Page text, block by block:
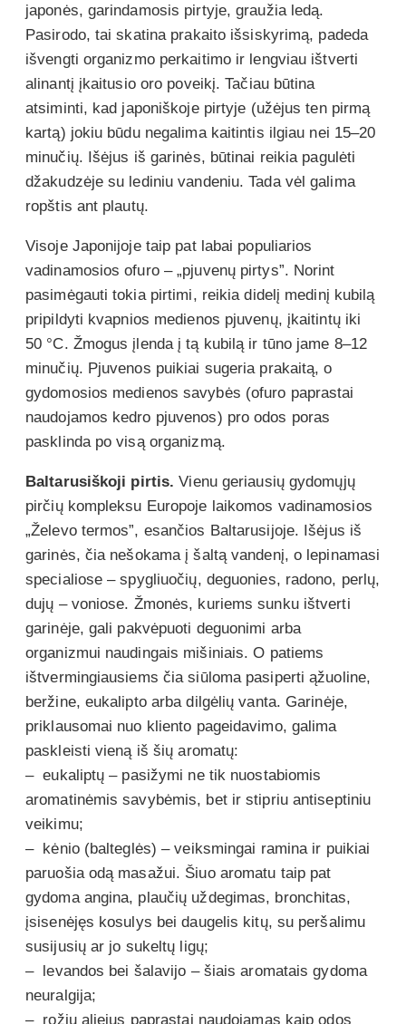
japonės, garindamosis pirtyje, graužia ledą.
Pasirodo, tai skatina prakaito išsiskyrimą, padeda
išvengti organizmo perkaitimo ir lengviau ištverti
alinantį įkaitusio oro poveikį. Tačiau būtina
atsiminti, kad japoniškoje pirtyje (užėjus ten pirmą
kartą) jokiu būdu negalima kaitintis ilgiau nei 15–20
minučių. Išėjus iš garinės, būtinai reikia pagulėti
džakudzėje su lediniu vandeniu. Tada vėl galima
ropštis ant plautų.
Visoje Japonijoje taip pat labai populiarios
vadinamosios ofuro – „pjuvenų pirtys”. Norint
pasimėgauti tokia pirtimi, reikia didelį medinį kubilą
pripildyti kvapnios medienos pjuvenų, įkaitintų iki
50 °C. Žmogus įlenda į tą kubilą ir tūno jame 8–12
minučių. Pjuvenos puikiai sugeria prakaitą, o
gydomosios medienos savybės (ofuro paprastai
naudojamos kedro pjuvenos) pro odos poras
pasklinda po visą organizmą.
Baltarusiškoji pirtis. Vienu geriausių gydomųjų
pirčių kompleksu Europoje laikomos vadinamosios
„Želevo termos”, esančios Baltarusijoje. Išėjus iš
garinės, čia nešokama į šaltą vandenį, o lepinamasi
specialiose – spygliuočių, deguonies, radono, perlų,
dujų – voniose. Žmonės, kuriems sunku ištverti
garinėje, gali pakvėpuoti deguonimi arba
organizmui naudingais mišiniais. O patiems
ištvermingiausiems čia siūloma pasiperti ąžuoline,
beržine, eukalipto arba dilgėlių vanta. Garinėje,
priklausomai nuo kliento pageidavimo, galima
paskleisti vieną iš šių aromatų:
– eukaliptų – pasižymi ne tik nuostabiomis
aromatinėmis savybėmis, bet ir stipriu antiseptiniu
veikimu;
– kėnio (balteglės) – veiksmingai ramina ir puikiai
paruošia odą masažui. Šiuo aromatu taip pat
gydoma angina, plaučių uždegimas, bronchitas,
įsisenėjęs kosulys bei daugelis kitų, su peršalimu
susijusių ar jo sukeltų ligų;
– levandos bei šalavijo – šiais aromatais gydoma
neuralgija;
– rožių aliejus paprastai naudojamas kaip odos